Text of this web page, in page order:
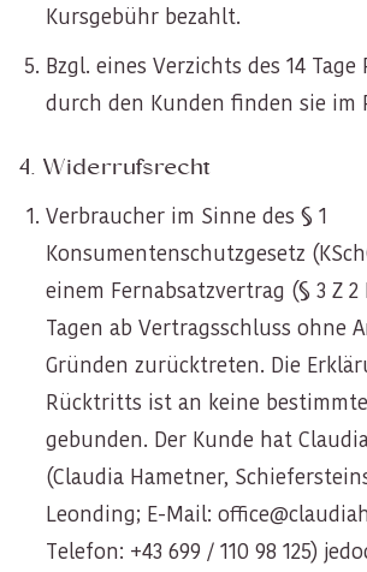
Kursgebühr bezahlt.
Bzgl. eines Verzichts des 14
durch den Kunden finden sie im
4. Widerrufsrecht
Verbraucher im Sinne des § 1
Konsumentenschutzgesetz
einem Fernabsatzvertrag (§ 3 Z 2
Tagen ab Vertragsschluss ohne
Gründen zurücktreten. Die
Rücktritts ist an keine
gebunden. Der Kunde hat
(Claudia Hametner,
Leonding; E-Mail:
Telefon: +43 699 / 110 98 125)